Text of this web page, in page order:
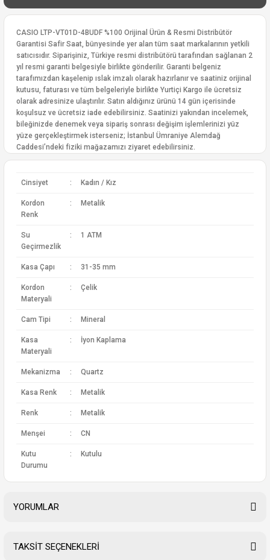
CASIO LTP-VT01D-4BUDF %100 Orijinal Ürün & Resmi Distribütör
Garantisi Safir Saat, bünyesinde yer alan tüm saat markalarının yetkili
satıcısıdır. Siparişiniz, Türkiye resmi distribütörü tarafından sağlanan 2
yıl resmi garanti belgesiyle birlikte gönderilir. Garanti belgeniz
tarafımızdan kaşelenip ıslak imzalı olarak hazırlanır ve saatiniz orijinal
kutusu, faturası ve tüm belgeleriyle birlikte Yurtiçi Kargo ile ücretsiz
olarak adresinize ulaştırılır. Satın aldığınız ürünü 14 gün içerisinde
koşulsuz ve ücretsiz iade edebilirsiniz. Saatinizi yakından incelemek,
bileğinizde denemek veya sipariş sonrası değişim işlemlerinizi yüz
yüze gerçekleştirmek isterseniz; İstanbul Ümraniye Alemdağ
Caddesi’ndeki fiziki mağazamızı ziyaret edebilirsiniz.
Cinsiyet : Kadın / Kız
Kordon
Renk
: Metalik
Su
Geçirmezlik
: 1 ATM
Kasa Çapı : 31-35 mm
Kordon
Materyali
: Çelik
Cam Tipi : Mineral
Kasa
Materyali
: İyon Kaplama
Mekanizma : Quartz
Kasa Renk : Metalik
Renk : Metalik
Menşei : CN
Kutu
Durumu
: Kutulu
YORUMLAR
TAKSİT SEÇENEKLERİ